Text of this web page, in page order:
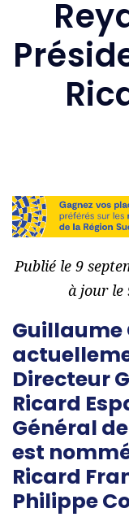
Publié le 9
à jour le
Guillaume
Directeur
Ricard
Général
est
Ricard
Philippe